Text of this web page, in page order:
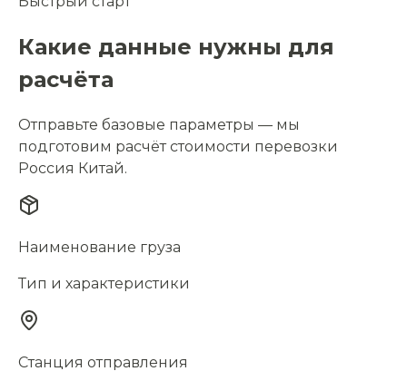
Какие данные нужны для
расчёта
Отправьте базовые параметры — мы
подготовим расчёт стоимости перевозки
Россия Китай.
Наименование груза
Тип и характеристики
Станция отправления